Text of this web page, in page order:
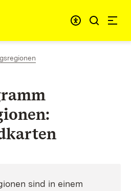
sind in einem